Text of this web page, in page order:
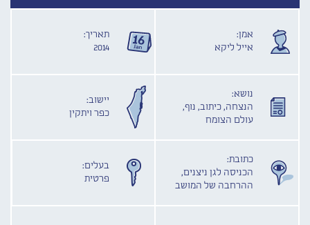
אמן:
אייל ליקא
תאריך:
2014
נושא:
הנצחה, כיתוב, נוף,
עולם הצומח
יישוב:
כפר ויתקין
כתובת:
הכניסה לגן ניצנים,
ההרחבה של המושב
בעלים:
פרטית